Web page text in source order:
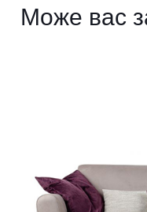
Може вас